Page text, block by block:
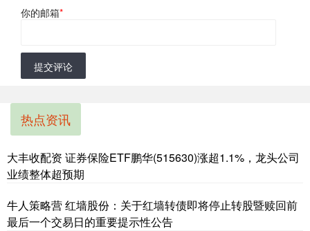
你的邮箱*
提交评论
热点资讯
大丰收配资 证券保险ETF鹏华(515630)涨超1.1%，龙头公司
业绩整体超预期
牛人策略营 红墙股份：关于红墙转债即将停止转股暨赎回前
最后一个交易日的重要提示性公告